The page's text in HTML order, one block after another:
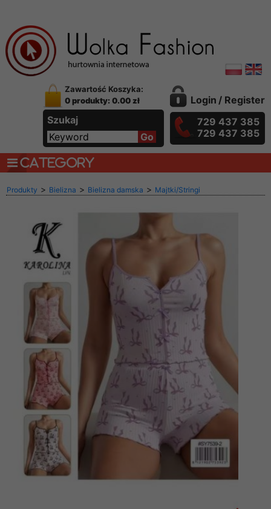
Zawartość Koszyka:
0 produkty: 0.00 zł
Szukaj
Login / Register
729 437 385
729 437 385
CATEGORY
Produkty > Bielizna > Bielizna damska > Majtki/Stringi